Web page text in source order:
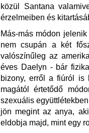
közül Santana
érzelmeiben és
Más-más módon
nem csupán a két
valószínűleg az
éves Daelyn - bár
bizony, erről a fiúról is
magától értetődő
szexuális
jön megint az anya,
eldobja majd, mint egy